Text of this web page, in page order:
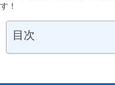
す！
目次